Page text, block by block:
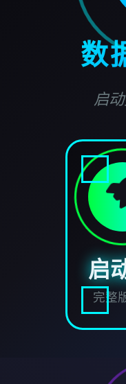
数
启
启
完整